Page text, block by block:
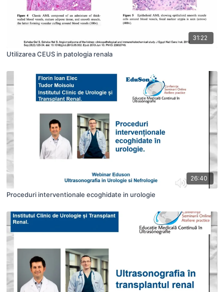
31:22
Utilizarea CEUS in patologia renala
26:40
Proceduri interventionale ecoghidate in urologie